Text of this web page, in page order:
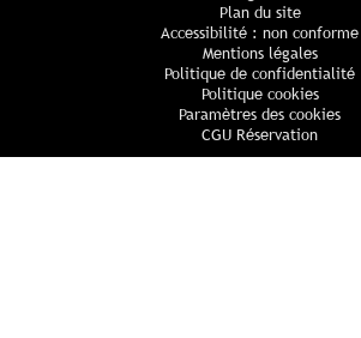
Plan du site
Accessibilité : non conforme
Mentions légales
Politique de confidentialité
Politique cookies
Paramètres des cookies
CGU Réservation